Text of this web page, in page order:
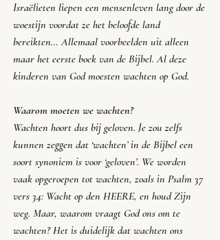
Israëlieten liepen een mensenleven lang door de
woestijn voordat ze het beloofde land
bereikten… Allemaal voorbeelden uit alleen
maar het eerste boek van de Bijbel. Al deze
kinderen van God moesten wachten op God.
Waarom moeten we wachten?
Wachten hoort dus bij geloven. Je zou zelfs
kunnen zeggen dat ‘wachten’ in de Bijbel een
soort synoniem is voor ‘geloven’. We worden
vaak opgeroepen tot wachten, zoals in Psalm 37
vers 34: Wacht op den HEERE, en houd Zijn
weg. Maar, waarom vraagt God ons om te
wachten? Het is duidelijk dat wachten ons